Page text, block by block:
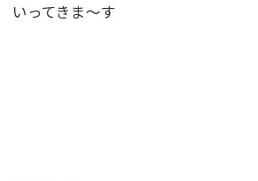
いってきま〜す